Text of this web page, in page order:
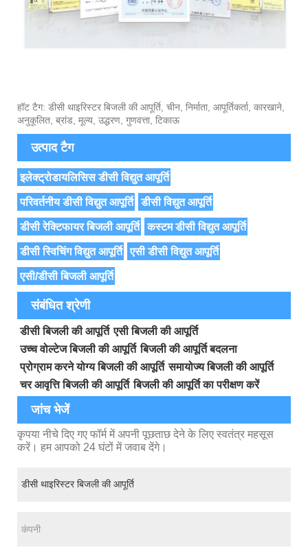
हॉट टैग: डीसी थाइरिस्टर बिजली की आपूर्ति, चीन, निर्माता, आपूर्तिकर्ता, कारखाने,
अनुकूलित, ब्रांड, मूल्य, उद्धरण, गुणवत्ता, टिकाऊ
उत्पाद टैग
इलेक्ट्रोडायलिसिस डीसी विद्युत आपूर्ति
परिवर्तनीय डीसी विद्युत आपूर्ति डीसी विद्युत आपूर्ति
डीसी रेक्टिफायर बिजली आपूर्ति कस्टम डीसी विद्युत आपूर्ति
डीसी स्विचिंग विद्युत आपूर्ति एसी डीसी विद्युत आपूर्ति
एसी/डीसी बिजली आपूर्ति
संबंधित श्रेणी
डीसी बिजली की आपूर्ति एसी बिजली की आपूर्ति
उच्च वोल्टेज बिजली की आपूर्ति बिजली की आपूर्ति बदलना
प्रोग्राम करने योग्य बिजली की आपूर्ति समायोज्य बिजली की आपूर्ति
चर आवृत्ति बिजली की आपूर्ति बिजली की आपूर्ति का परीक्षण करें
जांच भेजें
कृपया नीचे दिए गए फॉर्म में अपनी पूछताछ देने के लिए स्वतंत्र महसूस
करें। हम आपको 24 घंटों में जवाब देंगे।